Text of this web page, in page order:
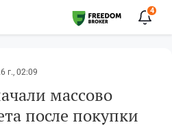
4
г., 02:09
массово
после покупки